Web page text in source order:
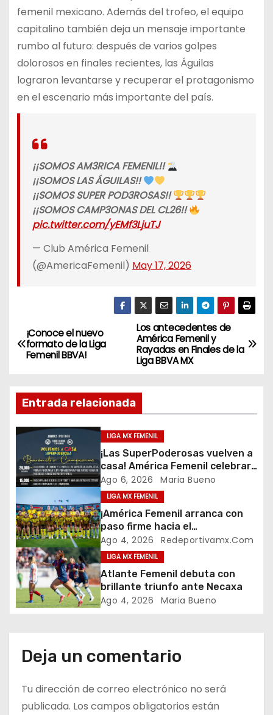
femenil mexicano. Además del trofeo, el equipo
capitalino también deja un mensaje importante
rumbo al futuro: después de varios golpes
dolorosos en finales recientes, las Águilas
lograron levantarse y recuperar el protagonismo
en el escenario más importante del país.
¡¡SOMOS AM3RICA FEMENIL!!
¡¡SOMOS LAS ÁGUILAS!!
¡¡SOMOS SUPER POD3ROSAS!!
¡¡SOMOS CAMP3ONAS DEL CL26!!
pic.twitter.com/yEMf3LjuTJ
— Club América Femenil
(@AmericaFemenil) May 17, 2026
N
a
e
g
a
c
i
ó
n
d
n
t
Los antecedentes de
América Femenil y
Rayadas en Finales de la
Liga BBVA MX
¡Conoce el nuevo
formato de la Liga
Femenil BBVA!
Entrada relacionada
LIGA MX FEMENIL
¡Las SuperPoderosas vuelven a
casa! América Femenil celebrará
su histórico triplete con una
auténtica fiesta ante Cruz Azul
Ago 6, 2026 Maria Bueno
LIGA MX FEMENIL
¡América Femenil arranca con
paso firme hacia el
bicampeonato!
Ago 4, 2026 Redeportivamx.com
LIGA MX FEMENIL
Atlante Femenil debuta con
brillante triunfo ante Necaxa
Ago 4, 2026 Maria Bueno
Deja un comentario
Tu dirección de correo electrónico no será
publicada. Los campos obligatorios están